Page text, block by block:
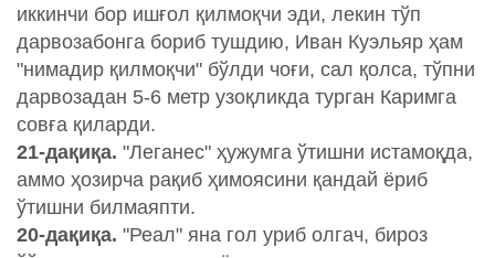
иккинчи бор ишғол қилмоқчи эди, лекин тўп
дарвозабонга бориб тушдию, Иван Куэльяр ҳам
"нимадир қилмоқчи" бўлди чоғи, сал қолса, тўпни
дарвозадан 5-6 метр узоқликда турган Каримга
совға қиларди.
21-дақиқа. "Леганес" ҳужумга ўтишни истамоқда,
аммо ҳозирча рақиб ҳимоясини қандай ёриб
ўтишни билмаяпти.
20-дақиқа. "Реал" яна гол уриб олгач, бироз